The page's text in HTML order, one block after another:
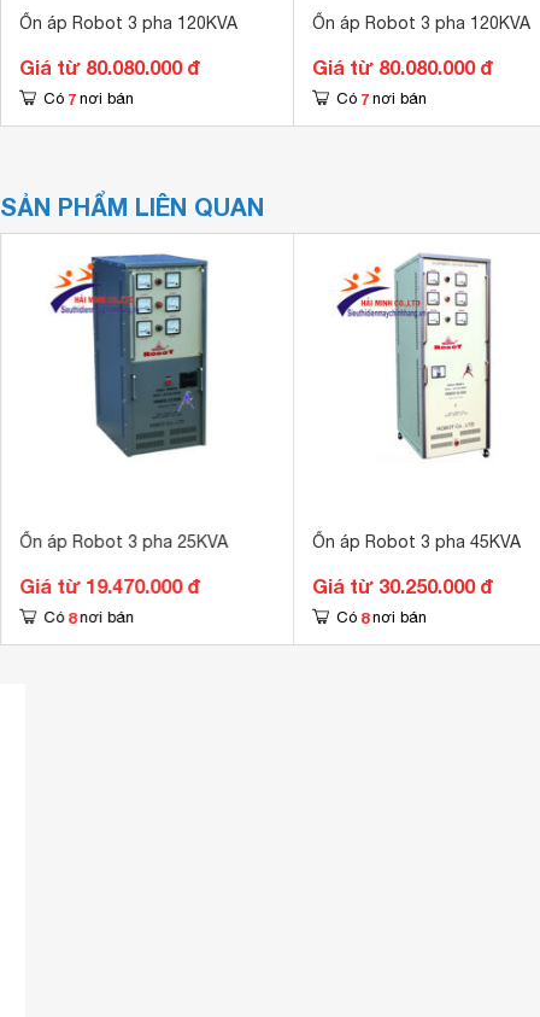
Ổn áp Robot 3 pha 120KVA
Giá từ 80.080.000 đ
Có 7 nơi bán
Ổn áp Robot 3 pha 120KVA
Giá từ 80.080.000 đ
Có 7 nơi bán
SẢN PHẨM LIÊN QUAN
Ổn áp Robot 3 pha 25KVA
Giá từ 19.470.000 đ
Có 8 nơi bán
Ổn áp Robot 3 pha 45KVA
Giá từ 30.250.000 đ
Có 8 nơi bán